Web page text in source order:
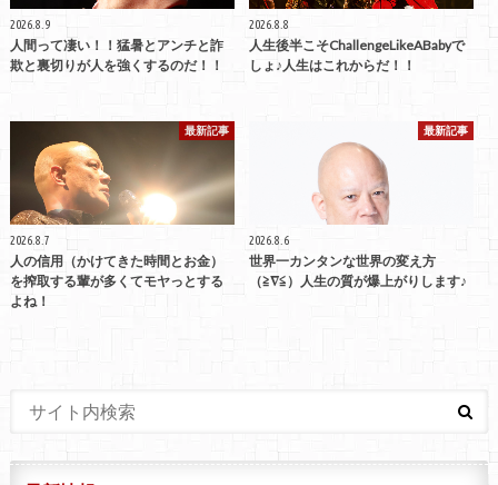
2026.8.9
人間って凄い！！猛暑とアンチと詐
欺と裏切りが人を強くするのだ！！
2026.8.8
人生後半こそChallengeLikeABabyで
しょ♪人生はこれからだ！！
最新記事
2026.8.7
人の信用（かけてきた時間とお金）
を搾取する輩が多くてモヤっとする
よね！
最新記事
2026.8.6
世界一カンタンな世界の変え方
（≧∇≦）人生の質が爆上がりします♪